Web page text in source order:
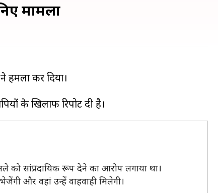
मामला
हमला कर दिया।
को सांप्रदायिक रूप देने का आरोप लगाया था।
और वहां उन्हें वाहवाही मिलेगी।